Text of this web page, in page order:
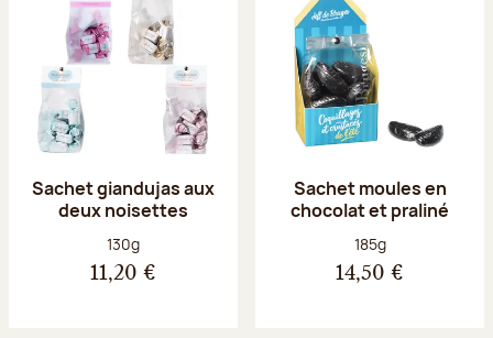
Sachet giandujas aux
deux noisettes
Poids net :
130g
11,20 €
Sachet moules en
chocolat et praliné
Poids net :
185g
14,50 €